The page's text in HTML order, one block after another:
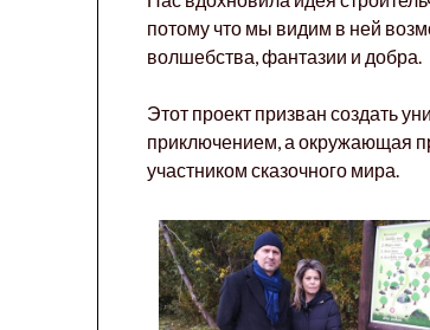
потому что мы видим в ней
волшебства, фантазии и добра.
Этот проект призван создать
приключением, а окружающая
участником сказочного мира.